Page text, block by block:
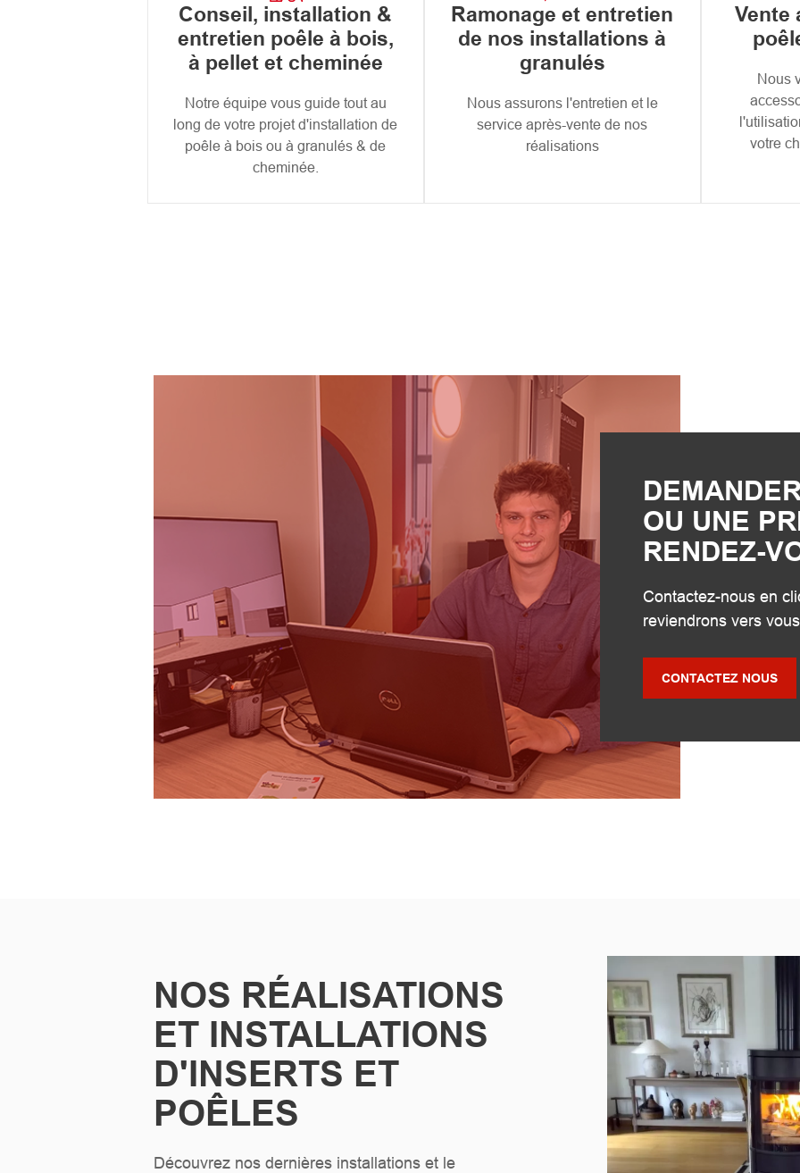
Conseil, installation &
entretien poêle à bois,
à pellet et cheminée
Notre équipe vous guide tout au
long de votre projet d'installation de
poêle à bois ou à granulés & de
cheminée.
Ramonage et entretien
de nos installations à
granulés
Nous assurons l'entretien et le
service après-vente de nos
réalisations
Vente
Nous
votre
OU UNE
RENDEZ-
Contactez-nous en
reviendrons vers
CONTACTEZ NOUS
NOS RÉALISATIONS
ET INSTALLATIONS
D'INSERTS ET
POÊLES
Découvrez nos dernières installations et le